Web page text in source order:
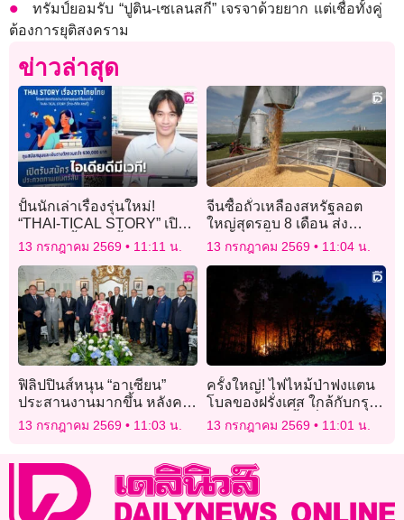
ทรัมป์ยอมรับ “ปูติน-เซเลนสกี” เจรจาด้วยยาก แต่เชื่อทั้งคู่
ต้องการยุติสงคราม
ข่าวล่าสุด
ปั้นนักเล่าเรื่องรุ่นใหม่!
“THAI-TICAL STORY” เปิด
เวทีหนังสั้นแนวตั้ง ชิงรางวัล
กว่า 5.3 แสนบาท
13 กรกฎาคม 2569 11:11 น.
จีนซื้อถั่วเหลืองสหรัฐลอต
ใหญ่สุดรอบ 8 เดือน ส่ง
สัญญาณฟื้นสัมพันธ์การค้า
13 กรกฎาคม 2569 11:04 น.
ฟิลิปปินส์หนุน “อาเซียน”
ประสานงานมากขึ้น หลังค
วามขัดแย้งโลกเผยความ
เปราะบาง
13 กรกฎาคม 2569 11:03 น.
ครั้งใหญ่! ไฟไหม้ป่าฟงแตน
โบลของฝรั่งเศส ใกล้กับกรุง
ปารีส ลุกลามพื้นที่ 800
เฮกตาร์
13 กรกฎาคม 2569 11:01 น.